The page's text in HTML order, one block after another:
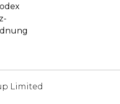
Limited